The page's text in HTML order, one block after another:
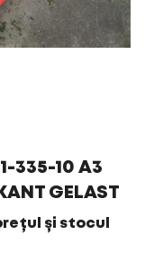
335-10 A3
GELAST
și stocul